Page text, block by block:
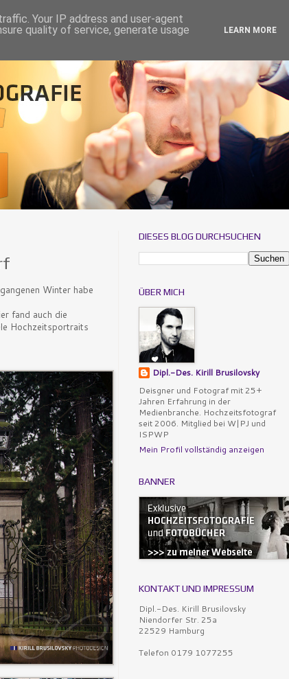
Winter habe
fand auch die
Hochzeitsportraits
DIESES BLOG DURCHSUCHEN
ÜBER MICH
Dipl.-Des. Kirill Brusilovsky
Deisgner und Fotograf mit 25+
Jahren Erfahrung in der
Medienbranche. Hochzeitsfotograf
seit 2006. Mitglied bei W|PJ und
ISPWP
Mein Profil vollständig anzeigen
BANNER
KONTAKT UND IMPRESSUM
Dipl.-Des. Kirill Brusilovsky
Niendorfer Str. 25a
22529 Hamburg
Telefon 0179 1077255
Your IP address and user-agent
quality of service, generate usage
LEARN MORE